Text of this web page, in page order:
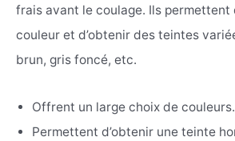
frais avant le coulage. Ils permettent
couleur et d’obtenir des teintes
brun, gris foncé, etc.
Offrent un large choix de couleurs.
Permettent d’obtenir une teinte